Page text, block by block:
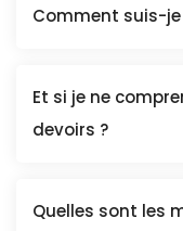
Comment suis-
Et si je ne
devoirs ?
Quelles sont les